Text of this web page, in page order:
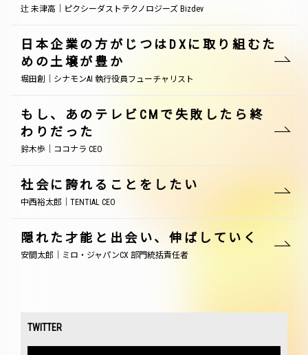
辻 未津高｜ピクシーダストテクノロジーズ Bizdev
日本企業の方がじつはDXに取り組むた
めの土壌が豊か
堀田創｜シナモンAI 執行役員フューチャリスト
もし、あのテレビCMで失敗したら終
わりだった
鈴木歩｜ココナラ CEO
社会に誇れることをしたい
中西裕太郎｜TENTIAL CEO
隠れた才能と出会い、伸ばしていく
安間太郎｜ミロ・ジャパンCX 部門統括責任者
TWITTER